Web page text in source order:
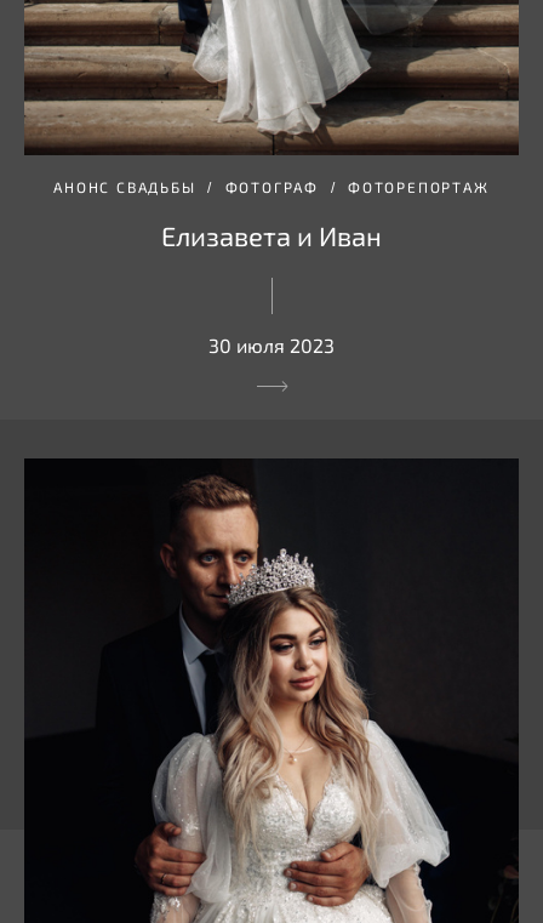
АНОНС СВАДЬБЫ ФОТОГРАФ ФОТОРЕПОРТАЖ
Елизавета и Иван
30 июля 2023